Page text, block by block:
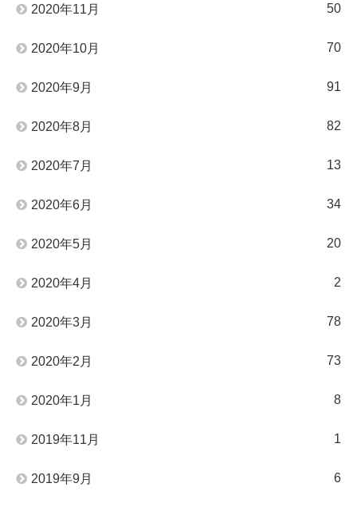
2020年11月 50
2020年10月 70
2020年9月 91
2020年8月 82
2020年7月 13
2020年6月 34
2020年5月 20
2020年4月 2
2020年3月 78
2020年2月 73
2020年1月 8
2019年11月 1
2019年9月 6